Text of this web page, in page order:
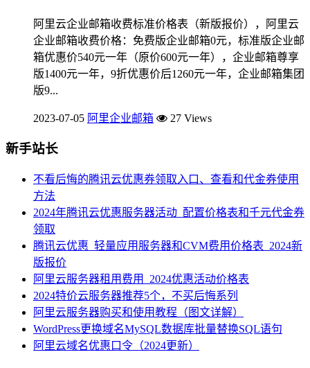
阿里云企业邮箱收费标准价格表（新版报价），阿里云
企业邮箱收费价格：免费版企业邮箱0元，标准版企业邮
箱优惠价540元一年（原价600元一年），企业邮箱尊享
版1400元一年，9折优惠价后1260元一年，企业邮箱集团
版9...
2023-07-05 阿里企业邮箱 27 Views
新手站长
不看后悔的腾讯云优惠券领取入口、查看和代金券使用
方法
2024年腾讯云优惠服务器活动_配置价格表和千元代金券
领取
腾讯云优惠_轻量应用服务器和CVM费用价格表_2024新
版报价
阿里云服务器租用费用_2024优惠活动价格表
2024特价云服务器推荐5个，不买后悔系列
阿里云服务器购买和使用教程（图文详解）
WordPress更换域名MySQL数据库批量替换SQL语句
阿里云域名优惠口令（2024更新）